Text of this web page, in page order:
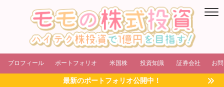
プロフィール ポートフォリオ 米国株 投資知識 証券会社 お
最新のポートフォリオ公開中！